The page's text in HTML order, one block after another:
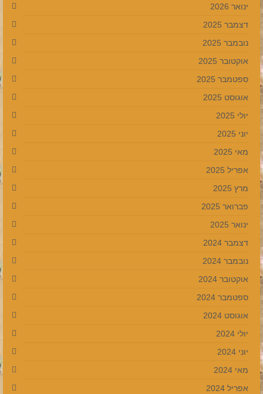
ינואר 2026
דצמבר 2025
נובמבר 2025
אוקטובר 2025
ספטמבר 2025
אוגוסט 2025
יולי 2025
יוני 2025
מאי 2025
אפריל 2025
מרץ 2025
פברואר 2025
ינואר 2025
דצמבר 2024
נובמבר 2024
אוקטובר 2024
ספטמבר 2024
אוגוסט 2024
יולי 2024
יוני 2024
מאי 2024
אפריל 2024